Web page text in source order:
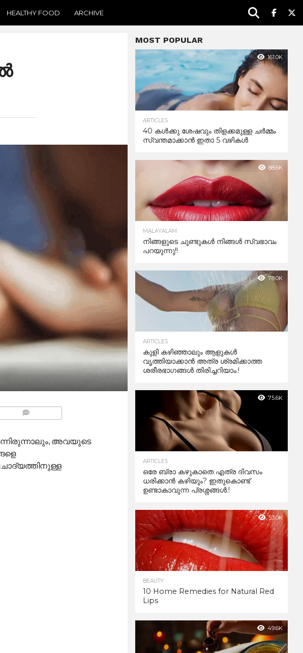
HEALTHY FOOD ARCHIVE
അവയുടെ
ചോദ്യത്തിനുള്ള
MOST POPULAR
161.0K
ARTICLES
40 കൾക്കു ശേഷവും തിളക്കമുള്ള ചർമ്മം
സ്വന്തമാക്കാൻ ഇതാ 5 വഴികൾ
88.6K
MALAYALAM
നിങ്ങളുടെ ചുണ്ടുകൾ നിങ്ങൾ സ്വഭാവം
പറയുന്നു!!
78.0K
ARTICLES
കുളി കഴിഞ്ഞാലും ആളുകള്‍
വൃത്തിയാക്കാന്‍ അത്ര ശ്രമിക്കാത്ത
ശരീരഭാഗങ്ങള്‍ തിരിച്ചറിയാം.!
75.6K
ARTICLES
ഒരേ ബ്രാ കഴുകാതെ എത്ര ദിവസം
ധരിക്കാൻ കഴിയും? ഇതുകൊണ്ട്
ഉണ്ടാകാവുന്ന പ്രശ്നങ്ങൾ.!
53.0K
BEAUTY
10 Home Remedies for Natural Red
Lips
49.6K